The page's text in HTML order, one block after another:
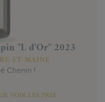
"L d'Or" 2023
ET-MAINE
Chenin !
VOIR LES PRIX